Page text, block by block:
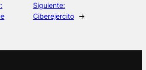
Siguiente:
Ciberejercito →